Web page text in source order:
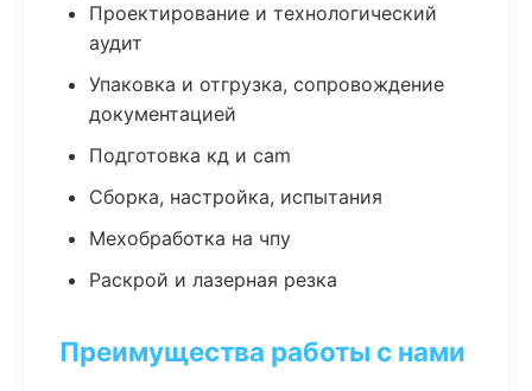
Проектирование и технологический
аудит
Упаковка и отгрузка, сопровождение
документацией
Подготовка кд и cam
Сборка, настройка, испытания
Мехобработка на чпу
Раскрой и лазерная резка
Преимущества работы с нами